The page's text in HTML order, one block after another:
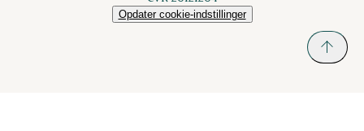
Opdater cookie-indstillinger